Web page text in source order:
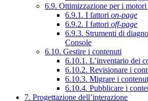
6.9. Ottimizzazione per i
6.9.1. I fattori on-page
6.9.2. I fattori off-page
6.9.3. Strumenti di
Console
6.10. Gestire i contenuti
6.10.1. L’inventario dei
6.10.2. Revisionare i
6.10.3. Migrare i
6.10.4. Pubblicare i
7. Progettazione dell’interazione